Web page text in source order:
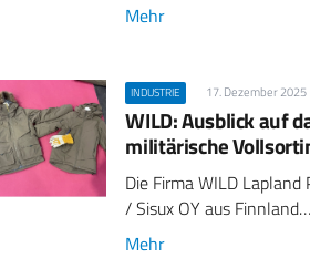
Mehr
INDUSTRIE 17. Dezember 2025
WILD: Ausblick auf
militärische
Die Firma WILD Lapland
/ Sisux OY aus Finnland…
Mehr